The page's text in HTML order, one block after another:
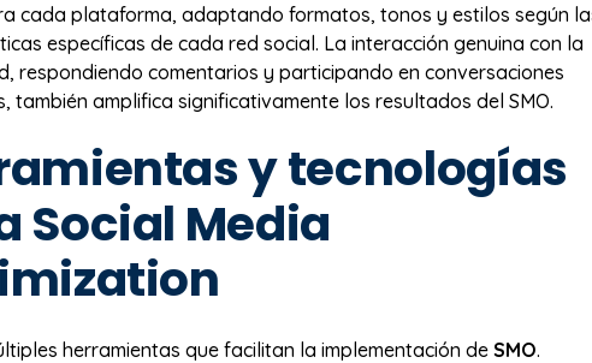
cada plataforma, adaptando formatos, tonos y estilos según
específicas de cada red social. La interacción genuina con la
respondiendo comentarios y participando en conversaciones
también amplifica significativamente los resultados del SMO.
y tecnologías
Social Media
herramientas que facilitan la implementación de SMO.